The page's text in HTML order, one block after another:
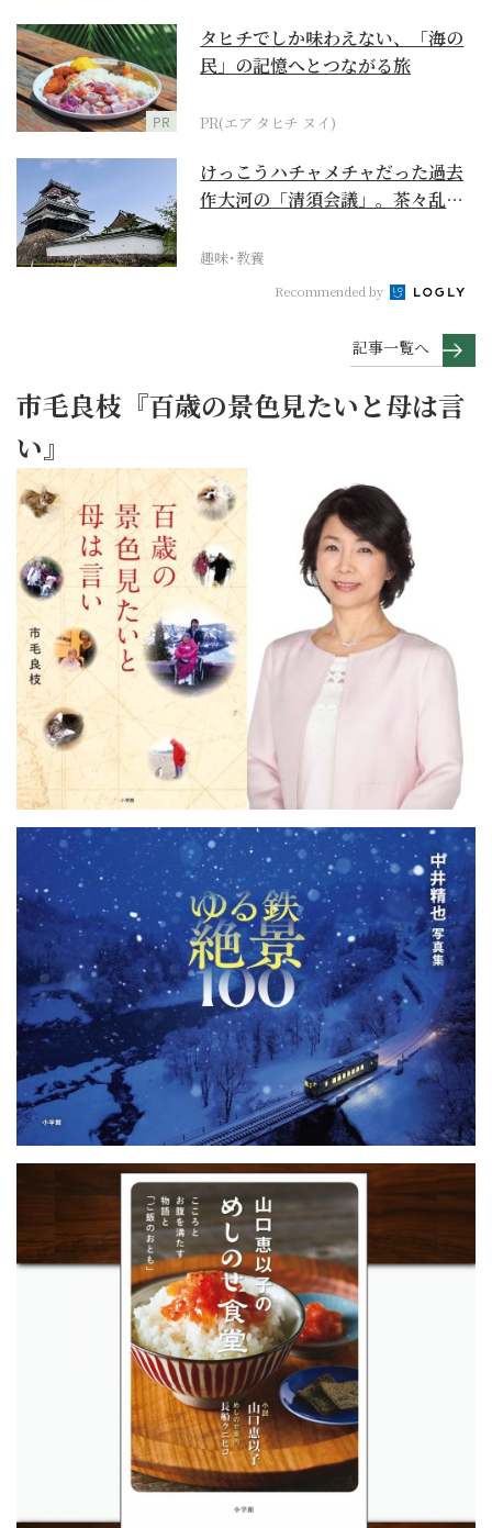
PR
タヒチでしか味わえない、「海の
民」の記憶へとつながる旅
PR(エア タヒチ ヌイ)
けっこうハチャメチャだった過去
作大河の「清須会議」。茶々乱
趣味･教養
Recommended by
記事一覧へ
市毛良枝『百歳の景色見たいと母は言
い』